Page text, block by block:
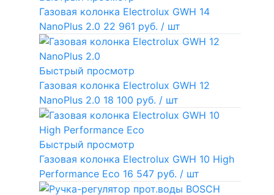
Газовая колонка Electrolux GWH 14
NanoPlus 2.0 22 961 руб. / шт
Быстрый просмотр
Газовая колонка Electrolux GWH 12
NanoPlus 2.0 18 100 руб. / шт
Быстрый просмотр
Газовая колонка Electrolux GWH 10 High
Performance Eco 16 547 руб. / шт